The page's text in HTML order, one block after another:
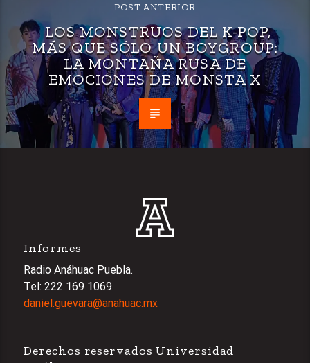
POST ANTERIOR
LOS MONSTRUOS DEL K-POP,
MÁS QUE SÓLO UN BOYGROUP:
LA MONTAÑA RUSA DE
EMOCIONES DE MONSTA X
Informes
Radio Anáhuac Puebla.
Tel: 222 169 1069.
daniel.guevara@anahuac.mx
Derechos reservados Universidad